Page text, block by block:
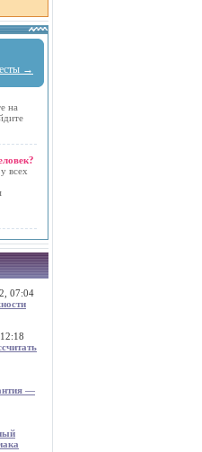
→
на
всех
07:04
—